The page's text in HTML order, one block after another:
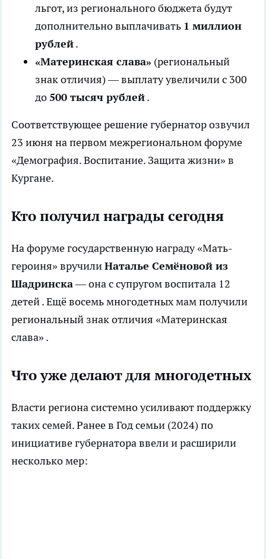
льгот, из регионального бюджета будут
дополнительно выплачивать 1 миллион
рублей.
«Материнская слава» (региональный
знак отличия) — выплату увеличили с 300
до 500 тысяч рублей.
Соответствующее решение губернатор озвучил
23 июня на первом межрегиональном форуме
«Демография. Воспитание. Защита жизни» в
Кургане.
Кто получил награды сегодня
На форуме государственную награду «Мать-
героиня» вручилиНаталье Семёновой из
Шадринска— она с супругом воспитала 12
детей . Ещё восемь многодетных мам получили
региональный знак отличия «Материнская
слава» .
Что уже делают для многодетных
Власти региона системно усиливают поддержку
таких семей. Ранее в Год семьи (2024) по
инициативе губернатора ввели и расширили
несколько мер: